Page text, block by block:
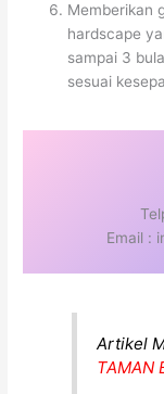
Memberikan
hardscape
sampai 3
sesuai
Email :
Artikel
TAMAN